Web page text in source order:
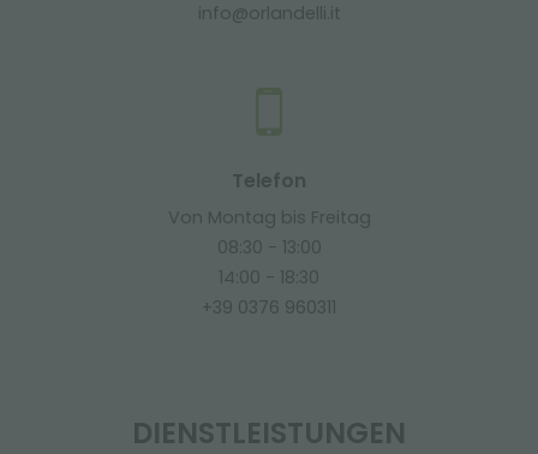
info@orlandelli.it
Telefon
Von Montag bis Freitag
08:30 - 13:00
14:00 - 18:30
+39 0376 960311
DIENSTLEISTUNGEN